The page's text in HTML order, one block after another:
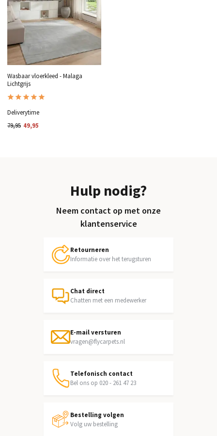
Wasbaar vloerkleed - Malaga
Lichtgrijs
Deliverytime
79,95 49,95
Hulp nodig?
Neem contact op met onze
klantenservice
Retourneren
Informatie over het terugsturen
Chat direct
Chatten met een medewerker
E-mail versturen
vragen@flycarpets.nl
Telefonisch contact
Bel ons op 020 - 261 47 23
Bestelling volgen
Volg uw bestelling